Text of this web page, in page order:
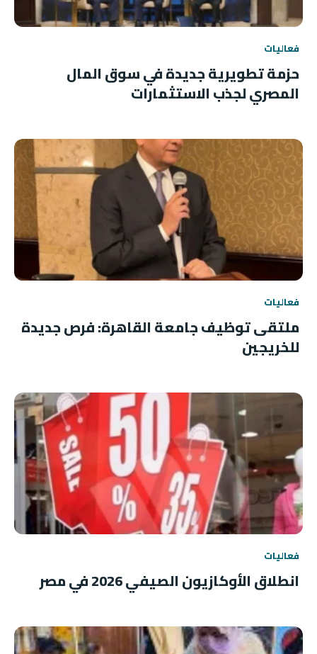
فعاليات
حزمة تطويرية جديدة في سوق المال
المصري لجذب الاستثمارات
فعاليات
ملتقى توظيف جامعة القاهرة: فرص جديدة
للخريجين
فعاليات
انطلاق الأوكازيون الصيفي 2026 في مصر